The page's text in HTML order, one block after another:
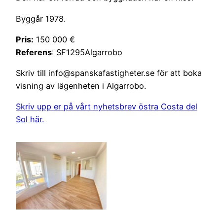
Byggår 1978.
Pris: 150 000 €
Referens: SF1295Algarrobo
Skriv till info@spanskafastigheter.se för att boka
visning av lägenheten i Algarrobo.
Skriv upp er på vårt nyhetsbrev östra Costa del
Sol här.